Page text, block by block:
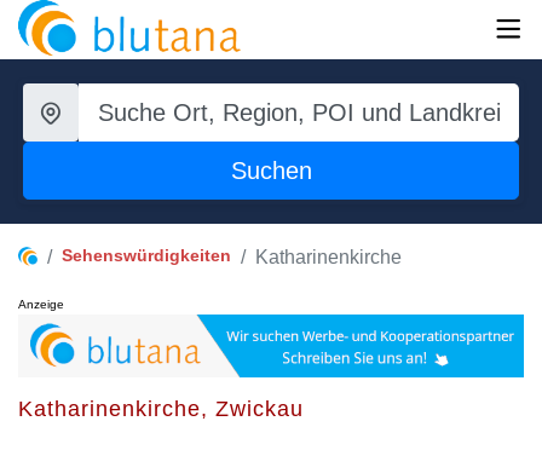
Suchen
Sehenswürdigkeiten Katharinenkirche
Anzeige
Katharinenkirche, Zwickau